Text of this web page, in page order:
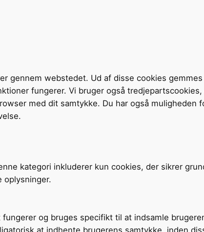
gennem webstedet. Ud af disse cookies
fungerer. Vi bruger også
med dit samtykke. Du har også
kategori inkluderer kun cookies, der sikrer
oplysninger.
og bruges specifikt til at indsamle